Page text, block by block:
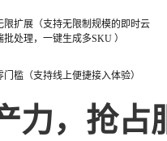
限扩展（支持无限制规模的即时云
批处理，一键生成多SKU ）
门槛（支持线上便捷接入体验）
力，抢占